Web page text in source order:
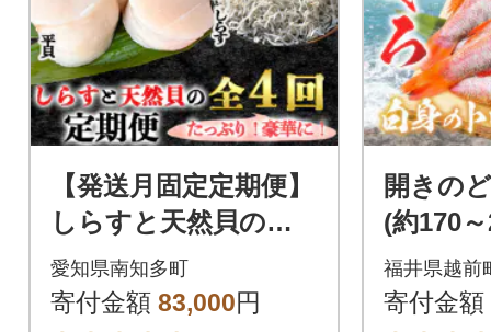
【発送月固定定期便】
しらすと天然貝の定
期便 全4回
愛知県南知多町
寄付金額 83,000円
開きの
(約170
福井県越前
寄付金額